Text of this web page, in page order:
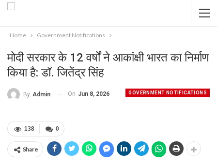
Home Government Notifications
मोदी सरकार के 12 वर्षों ने आकांक्षी भारत का निर्माण
किया है: डॉ. जितेंद्र सिंह
GOVERNMENT NOTIFICATIONS
By Admin On Jun 8, 2026
0
138
Share